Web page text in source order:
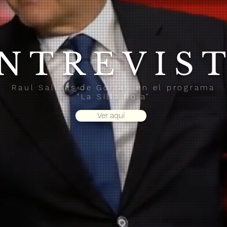
About
Raul Salinas de Gortari en el programa
"La Silla Roja"
Ver aquí